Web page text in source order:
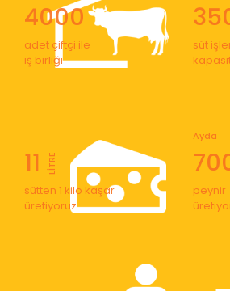
4000
adet çiftçi ile
iş birliği
süt
11 LİTRE
sütten 1 kilo kaşar
üretiyoruz
Ayda
peynir